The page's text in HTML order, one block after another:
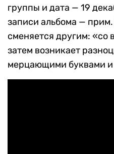
группы и дата — 19
записи альбома —
сменяется другим:
затем возникает
мерцающими буквами